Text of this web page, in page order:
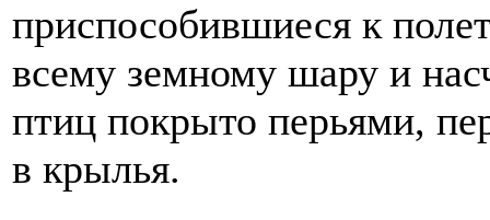
приспособившиеся к
всему земному шару и
птиц покрыто перьями,
в крылья.